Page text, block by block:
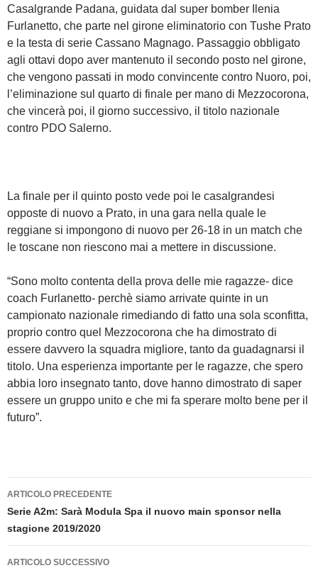
Casalgrande Padana, guidata dal super bomber Ilenia
Furlanetto, che parte nel girone eliminatorio con Tushe Prato
e la testa di serie Cassano Magnago. Passaggio obbligato
agli ottavi dopo aver mantenuto il secondo posto nel girone,
che vengono passati in modo convincente contro Nuoro, poi,
l’eliminazione sul quarto di finale per mano di Mezzocorona,
che vincerà poi, il giorno successivo, il titolo nazionale
contro PDO Salerno.
La finale per il quinto posto vede poi le casalgrandesi
opposte di nuovo a Prato, in una gara nella quale le
reggiane si impongono di nuovo per 26-18 in un match che
le toscane non riescono mai a mettere in discussione.
“Sono molto contenta della prova delle mie ragazze- dice
coach Furlanetto- perchè siamo arrivate quinte in un
campionato nazionale rimediando di fatto una sola sconfitta,
proprio contro quel Mezzocorona che ha dimostrato di
essere davvero la squadra migliore, tanto da guadagnarsi il
titolo. Una esperienza importante per le ragazze, che spero
abbia loro insegnato tanto, dove hanno dimostrato di saper
essere un gruppo unito e che mi fa sperare molto bene per il
futuro”.
Navigazione
articolo
ARTICOLO PRECEDENTE
Serie A2m: Sarà Modula Spa il nuovo main sponsor nella
stagione 2019/2020
ARTICOLO SUCCESSIVO